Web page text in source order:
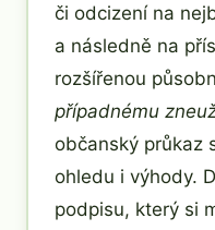
či odcizení na
a následně na
rozšířenou
případnému
občanský průkaz
ohledu i výhody.
podpisu, který si